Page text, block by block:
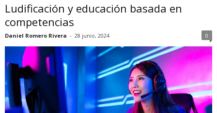
Ludificación y educación basada en
competencias
Daniel Romero Rivera - 28 junio, 2024 0